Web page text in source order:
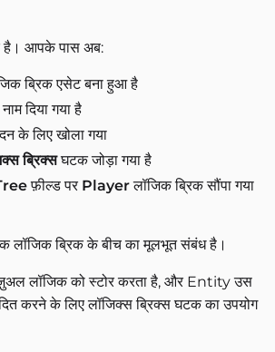
है। आपके पास अब:
ब्रिक एसेट बना हुआ है
नाम दिया गया है
के लिए खोला गया
ब्रिक्सघटक जोड़ा गया है
फ़ील्ड पर Playerलॉजिक ब्रिक सौंपा गया
ब्रिक के बीच का मूलभूत संबंध है।
लॉजिक को स्टोर करता है, और Entity उस
करने के लिए लॉजिक्स ब्रिक्स घटक का उपयोग